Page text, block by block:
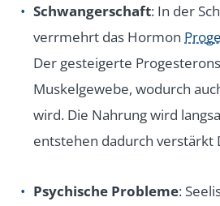
Schwangerschaft: In der
verrmehrt das Hormon
Der gesteigerte
Muskelgewebe, wodurch
wird. Die Nahrung wird
entstehen dadurch verstärkt
Psychische Probleme: